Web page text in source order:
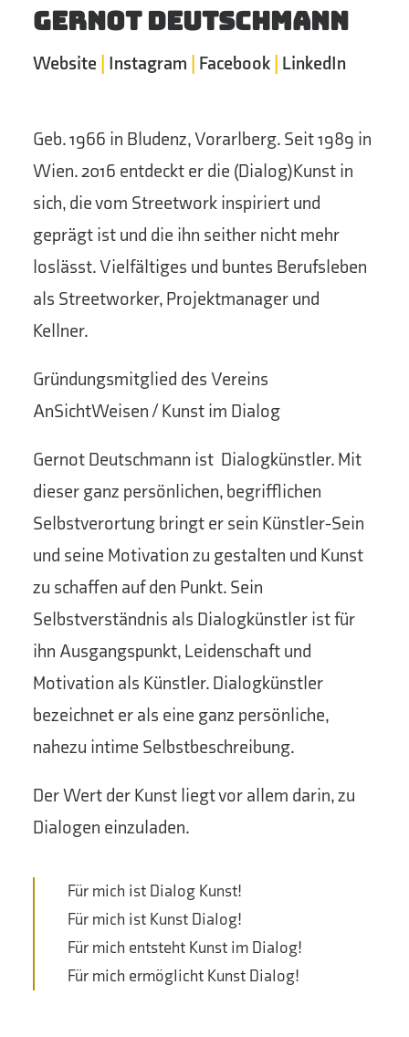
Gernot Deutschmann
Website Instagram Facebook LinkedIn
Geb. 1966 in Bludenz, Vorarlberg. Seit 1989 in
Wien. 2016 entdeckt er die (Dialog)Kunst in
sich, die vom Streetwork inspiriert und
geprägt ist und die ihn seither nicht mehr
loslässt. Vielfältiges und buntes Berufsleben
als Streetworker, Projektmanager und
Kellner.
Gründungsmitglied des Vereins
AnSichtWeisen / Kunst im Dialog
Gernot Deutschmann ist Dialogkünstler. Mit
dieser ganz persönlichen, begrifflichen
Selbstverortung bringt er sein Künstler-Sein
und seine Motivation zu gestalten und Kunst
zu schaffen auf den Punkt. Sein
Selbstverständnis als Dialogkünstler ist für
ihn Ausgangspunkt, Leidenschaft und
Motivation als Künstler. Dialogkünstler
bezeichnet er als eine ganz persönliche,
nahezu intime Selbstbeschreibung.
Der Wert der Kunst liegt vor allem darin, zu
Dialogen einzuladen.
Für mich ist Dialog Kunst!
Für mich ist Kunst Dialog!
Für mich entsteht Kunst im Dialog!
Für mich ermöglicht Kunst Dialog!